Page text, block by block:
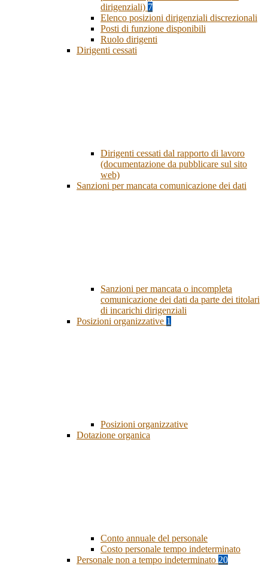
dirigenziali) 7
Elenco posizioni dirigenziali discrezionali
Posti di funzione disponibili
Ruolo dirigenti
Dirigenti cessati
Dirigenti cessati dal rapporto di lavoro
(documentazione da pubblicare sul sito
web)
Sanzioni per mancata comunicazione dei dati
Sanzioni per mancata o incompleta
comunicazione dei dati da parte dei titolari
di incarichi dirigenziali
Posizioni organizzative 1
Posizioni organizzative
Dotazione organica
Conto annuale del personale
Costo personale tempo indeterminato
Personale non a tempo indeterminato 20